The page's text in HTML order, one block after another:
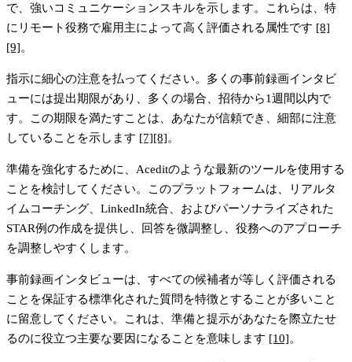
で、強いコミュニケーションスキルを示します。これらは、特
にリモート役務で雇用主によって高く評価される属性です [8]
[9]。
指示に細心の注意を払ってください。多くの事前録画インタビ
ューには提出期限があり、多くの場合、招待から1週間以内で
す。この期限を満たすことは、あなたが信頼でき、細部に注意
していることを示します [7][8]。
準備を強化するために、 Aceditのような最新のツールを使用する
ことを検討してください。このプラットフォームは、リアルタ
イムコーチング、LinkedIn統合、およびパーソナライズされた
STAR例の作成を提供し、回答を微調整し、役務へのアプローチ
を調整しやすくします。
事前録画インタビューは、すべての候補者が等しく評価される
ことを保証する標準化された質問を特徴とすることが多いこと
に留意してください。これは、準備と提示があなたを際立たせ
るのに役立つ主要な要因になることを意味します [10]。